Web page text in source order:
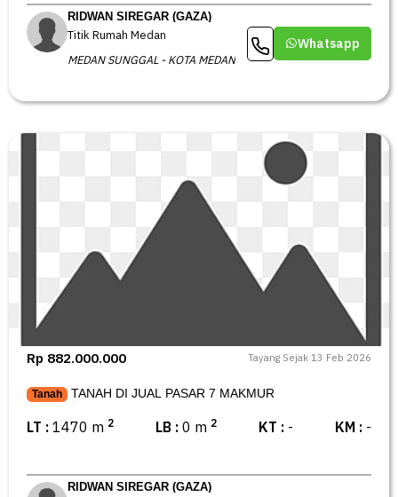
RIDWAN SIREGAR (GAZA)
Titik Rumah Medan
MEDAN SUNGGAL - KOTA MEDAN
Whatsapp
Rp 882.000.000 Tayang Sejak 13 Feb 2026
Tanah TANAH DI JUAL PASAR 7 MAKMUR
LT : 1470 m 2 LB : 0 m 2 KT : - KM : -
RIDWAN SIREGAR (GAZA)